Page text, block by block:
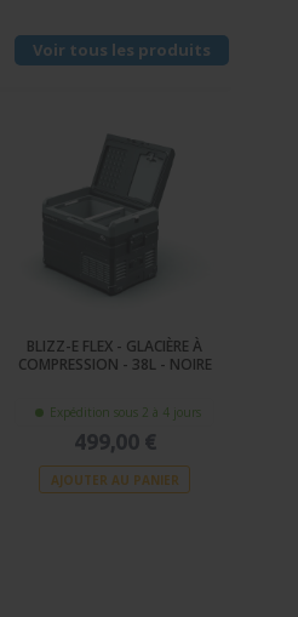
Voir tous les produits
BLIZZ-E FLEX - GLACIÈRE À
COMPRESSION - 38L - NOIRE
Expédition sous 2 à 4 jours
499,00 €
AJOUTER AU PANIER